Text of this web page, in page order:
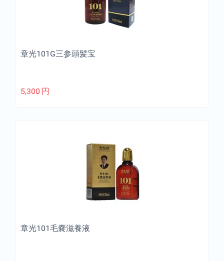
章光101G三参頭髪宝
5,300 円
章光101毛嚢滋養液